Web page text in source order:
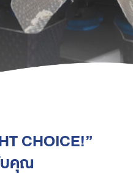
CHOICE!”
บคุณ